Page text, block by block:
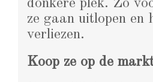
donkere plek. Zo
ze gaan uitlopen en
verliezen.
Koop ze op de